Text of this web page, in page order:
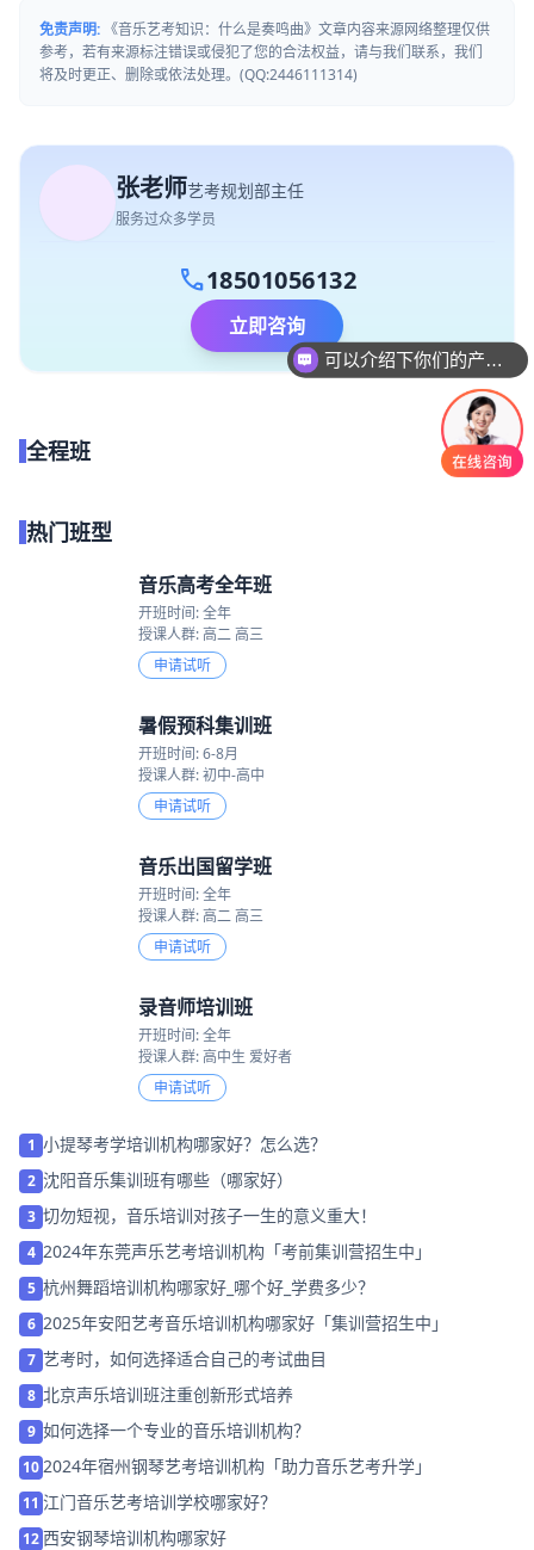
免责声明: 《音乐艺考知识：什么是奏鸣曲》文章内容来源网络整理仅供
参考，若有来源标注错误或侵犯了您的合法权益，请与我们联系，我们
将及时更正、删除或依法处理。(QQ:2446111314)
张老师艺考规划部主任
服务过众多学员
call18501056132
立即咨询
全程班
热门班型
音乐高考全年班
开班时间: 全年
授课人群: 高二 高三
申请试听
暑假预科集训班
开班时间: 6-8月
授课人群: 初中-高中
申请试听
音乐出国留学班
开班时间: 全年
授课人群: 高二 高三
申请试听
录音师培训班
开班时间: 全年
授课人群: 高中生 爱好者
申请试听
1 小提琴考学培训机构哪家好？怎么选？
2 沈阳音乐集训班有哪些（哪家好）
3 切勿短视，音乐培训对孩子一生的意义重大！
4 2024年东莞声乐艺考培训机构「考前集训营招生中」
5 杭州舞蹈培训机构哪家好_哪个好_学费多少？
6 2025年安阳艺考音乐培训机构哪家好「集训营招生中」
7 艺考时，如何选择适合自己的考试曲目
8 北京声乐培训班注重创新形式培养
9 如何选择一个专业的音乐培训机构？
102024年宿州钢琴艺考培训机构「助力音乐艺考升学」
11 江门音乐艺考培训学校哪家好？
12西安钢琴培训机构哪家好
可以介绍下你们的产品么